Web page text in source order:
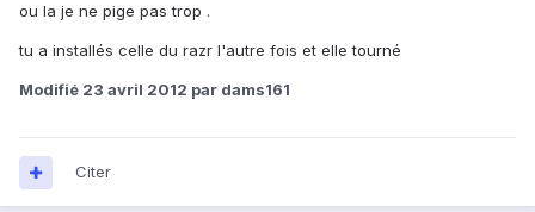
ou la je ne pige pas trop .
tu a installés celle du razr l'autre fois et elle tourné
Modifié 23 avril 2012 par dams161
Citer